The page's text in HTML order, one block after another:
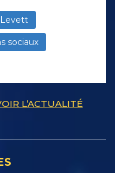
Levett
sociaux
L’ACTUALITÉ